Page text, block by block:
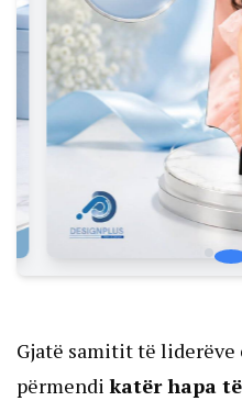
Gjatë samitit të liderëve
përmendi katër hapa